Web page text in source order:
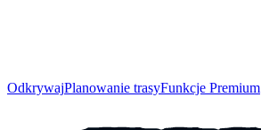
OdkrywajPlanowanie trasyFunkcje Premium